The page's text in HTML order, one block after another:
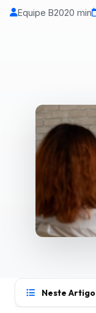
Equipe B2020 min
Neste Artigo